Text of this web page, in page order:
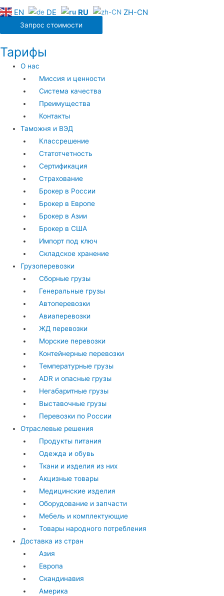
EN DE RU ZH-CN
Запрос стоимости
Тарифы
О нас
Миссия и ценности
Система качества
Преимущества
Контакты
Таможня и ВЭД
Классрешение
Статотчетность
Сертификация
Страхование
Брокер в России
Брокер в Европе
Брокер в Азии
Брокер в США
Импорт под ключ
Складское хранение
Грузоперевозки
Сборные грузы
Генеральные грузы
Автоперевозки
Авиаперевозки
ЖД перевозки
Морские перевозки
Контейнерные перевозки
Температурные грузы
ADR и опасные грузы
Негабаритные грузы
Выставочные грузы
Перевозки по России
Отраслевые решения
Продукты питания
Одежда и обувь
Ткани и изделия из них
Акцизные товары
Медицинские изделия
Оборудование и запчасти
Мебель и комплектующие
Товары народного потребления
Доставка из стран
Азия
Европа
Скандинавия
Америка